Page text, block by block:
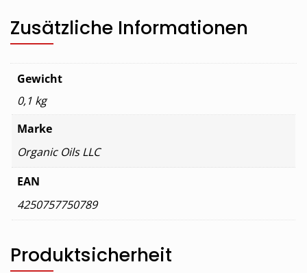
Zusätzliche Informationen
Gewicht
0,1 kg
Marke
Organic Oils LLC
EAN
4250757750789
Produktsicherheit